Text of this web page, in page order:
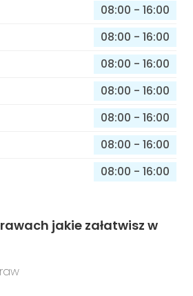
08:00 - 16:00
08:00 - 16:00
08:00 - 16:00
08:00 - 16:00
08:00 - 16:00
08:00 - 16:00
08:00 - 16:00
jakie załatwisz w